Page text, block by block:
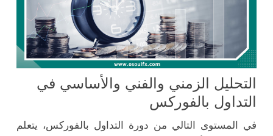
التحليل الزمني والفني والأساسي في
التداول بالفوركس
في المستوى التالي من دورة التداول بالفوركس، يتعلم